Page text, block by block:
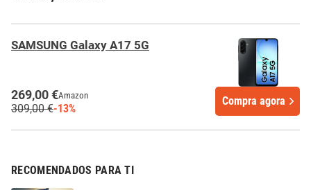
SAMSUNG Galaxy A17 5G
269,00 €Amazon
309,00 €-13%
Compra agora
RECOMENDADOS PARA TI